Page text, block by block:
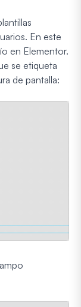
En este
en Elementor.
se etiqueta
de pantalla: